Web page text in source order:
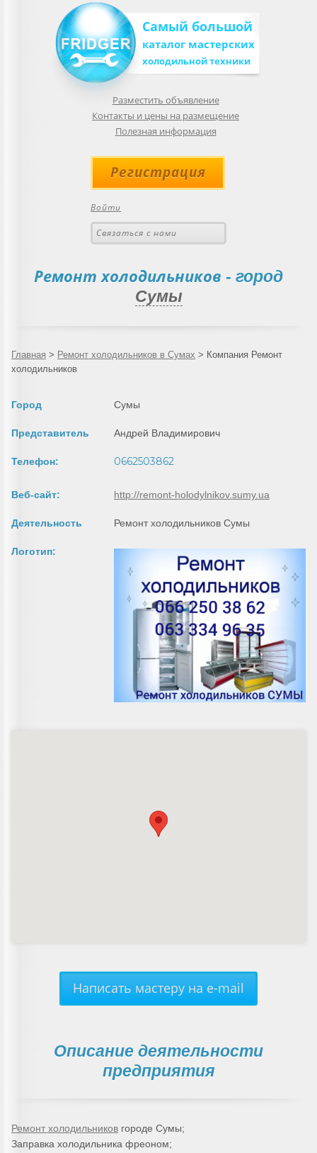
Самый большой
каталог мастерских
холодильной техники
Разместить объявление
Контакты и цены на размещение
Полезная информация
Регистрация
Войти
Связаться с нами
Ремонт холодильников - город
Сумы
Главная > Ремонт холодильников в Сумах > Компания Ремонт
холодильников
Город Сумы
Представитель Андрей Владимирович
Телефон: 0662503862
Веб-сайт: http://remont-holodylnikov.sumy.ua
Деятельность Ремонт холодильников Сумы
Логотип:
Написать мастеру на e-mail
Описание деятельности
предприятия
Ремонт холодильников городе Сумы;
Заправка холодильника фреоном;